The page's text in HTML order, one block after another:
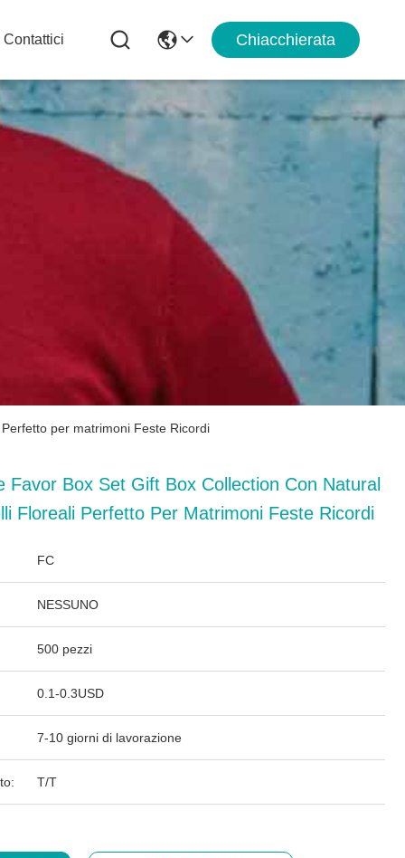
Contattici Chiacchierata
per matrimoni Feste Ricordi
Favor Box Set Gift Box Collection Con Natural
Floreali Perfetto Per Matrimoni Feste Ricordi
FC
NESSUNO
500 pezzi
0.1-0.3USD
7-10 giorni di lavorazione
T/T